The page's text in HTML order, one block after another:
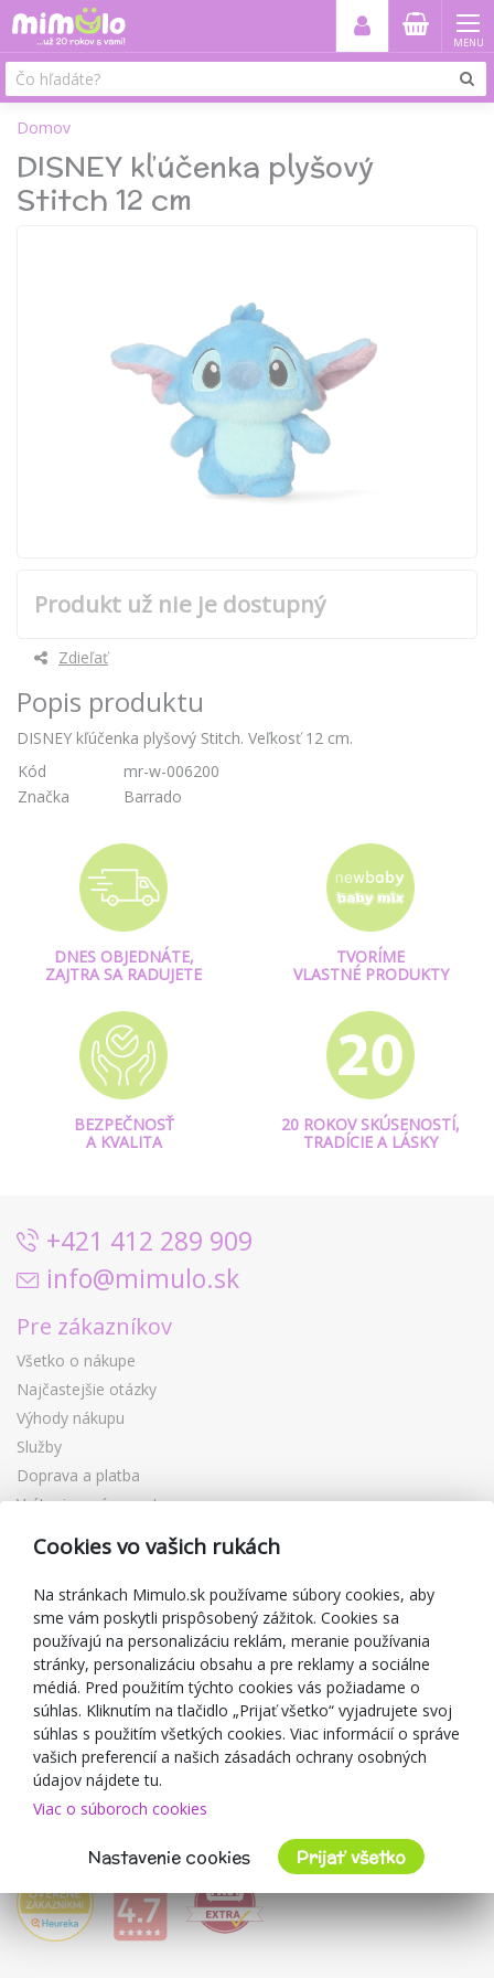
MENU
Domov
DISNEY kľúčenka plyšový
Stitch 12 cm
Produkt už nie je dostupný
Zdieľať
Popis produktu
DISNEY kľúčenka plyšový Stitch. Veľkosť 12 cm.
Kód
mr-w-006200
Značka
Barrado
DNES OBJEDNÁTE,
ZAJTRA SA RADUJETE
TVORÍME
VLASTNÉ PRODUKTY
BEZPEČNOSŤ
A KVALITA
20 ROKOV SKÚSENOSTÍ,
TRADÍCIE A LÁSKY
+421 412 289 909
info@mimulo.sk
Pre zákazníkov
Všetko o nákupe
Najčastejšie otázky
Výhody nákupu
Služby
Doprava a platba
Vrátenie a výmena tovaru
Reklamácia
Zľavové kupóny
Blog
O predajcovi
Mimulo.sk
Obchodné podmienky
Ochrana osobných údajov GDPR
Kontakty
Spolupracujeme
Cookies vo vašich rukách
Na stránkach Mimulo.sk používame súbory cookies, aby
sme vám poskytli prispôsobený zážitok. Cookies sa
používajú na personalizáciu reklám, meranie používania
stránky, personalizáciu obsahu a pre reklamy a sociálne
médiá. Pred použitím týchto cookies vás požiadame o
súhlas. Kliknutím na tlačidlo „Prijať všetko“ vyjadrujete svoj
súhlas s použitím všetkých cookies. Viac informácií o správe
vašich preferencií a našich zásadách ochrany osobných
údajov nájdete tu.
Viac o súboroch cookies
Nastavenie cookies Prijať všetko